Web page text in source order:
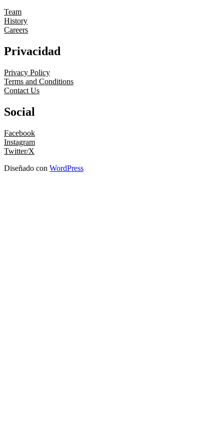
Team
History
Careers
Privacidad
Privacy Policy
Terms and Conditions
Contact Us
Social
Facebook
Instagram
Twitter/X
Diseñado con WordPress